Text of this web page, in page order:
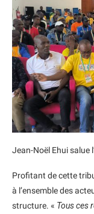
Jean-Noël Ehui salue
Profitant de cette
à l’ensemble des
structure. « Tous ces